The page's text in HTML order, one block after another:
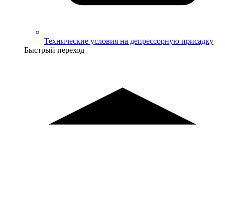
Технические условия на депрессорную присадку
Быстрый переход